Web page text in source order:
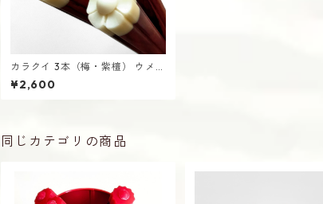
カラクイ 3本（梅・紫檀） ウメ
うめ 三線用 からくい
¥2,600
同じカテゴリの商品